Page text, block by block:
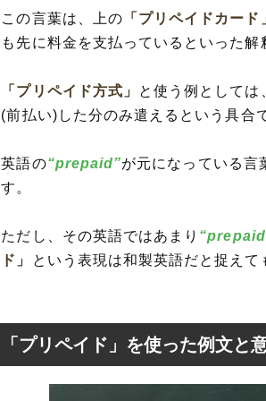
この言葉は、上の 「プリペイドカード
も先に料金を支払っているといった解
「プリペイド方式」
と使う例として
(前払い)した分のみ遣えるという具合
英語の“prepaid”が元になっている言
す。
ただし、その英語ではあまり
ド」
という表現は和製英語だと捉え
「プリペイド」を使った例文と